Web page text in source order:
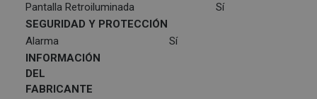
Pantalla Retroiluminada
Sí
SEGURIDAD Y PROTECCIÓN
Alarma
Sí
INFORMACIÓN
DEL
FABRICANTE